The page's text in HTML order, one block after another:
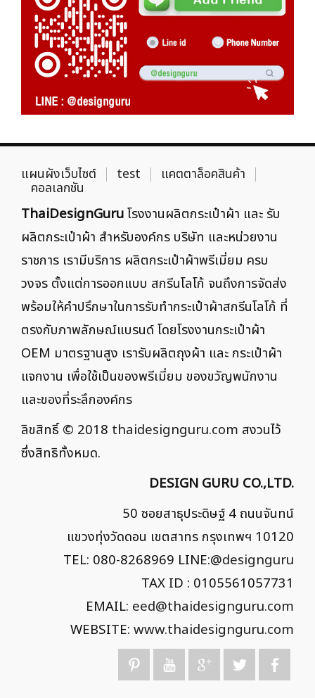
แผนผังเว็บไซต์ test แคตตาล็อคสินค้า
คอลเลกชัน
ThaiDesignGuruโรงงานผลิตกระเป๋าผ้า และ รับ
ผลิตกระเป๋าผ้า สำหรับองค์กร บริษัท และหน่วยงาน
ราชการ เรามีบริการ ผลิตกระเป๋าผ้าพรีเมี่ยม ครบ
วงจร ตั้งแต่การออกแบบ สกรีนโลโก้ จนถึงการจัดส่ง
พร้อมให้คำปรึกษาในการรับทำกระเป๋าผ้าสกรีนโลโก้ ที่
ตรงกับภาพลักษณ์แบรนด์ โดยโรงงานกระเป๋าผ้า
OEM มาตรฐานสูง เรารับผลิตถุงผ้า และ กระเป๋าผ้า
แจกงาน เพื่อใช้เป็นของพรีเมี่ยม ของขวัญพนักงาน
และของที่ระลึกองค์กร
ลิขสิทธิ์ © 2018 thaidesignguru.com สงวนไว้
ซึ่งสิทธิทั้งหมด.
DESIGN GURU CO.,LTD.
50 ซอยสาธุประดิษฐ์ 4 ถนนจันทน์
แขวงทุ่งวัดดอน เขตสาทร กรุงเทพฯ 10120
TEL: 080-8268969 LINE:@designguru
TAX ID : 0105561057731
EMAIL: eed@thaidesignguru.com
WEBSITE: www.thaidesignguru.com